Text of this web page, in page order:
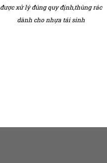
được xử lý đúng quy định,thùng rác
dành cho nhựa tái sinh